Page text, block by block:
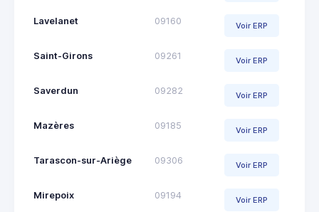
Lavelanet 09160 Voir ERP
Saint-Girons 09261 Voir ERP
Saverdun 09282 Voir ERP
Mazères 09185 Voir ERP
Tarascon-sur-Ariège 09306 Voir ERP
Mirepoix 09194 Voir ERP